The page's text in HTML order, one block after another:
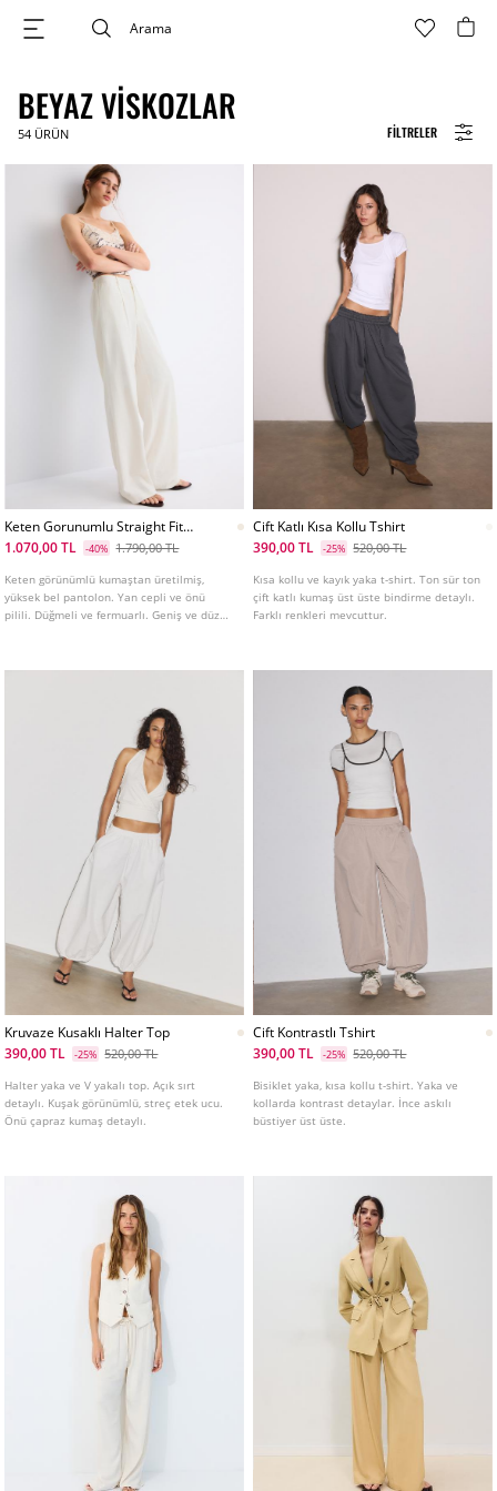
FILTRELER
BEYAZ VISKOZLAR
54 ÜRÜN
Keten Gorunumlu Straight Fit
Pantolon
1.070,00 TL -40% 1.790,00 TL
Keten görünümlü kumaştan üretilmiş,
yüksek bel pantolon. Yan cepli ve önü
pilili. Düğmeli ve fermuarlı. Geniş ve düz
Cift Katlı Kısa Kollu Tshirt
390,00 TL
-25% 520,00 TL
Kısa kollu ve kayık yaka t-shirt. Ton sür ton
çift katlı kumaş üst üste bindirme detaylı.
Farklı renkleri mevcuttur.
Kruvaze Kusaklı Halter Top
390,00 TL
-25% 520,00 TL
Halter yaka ve V yakalı top. Açık sırt
detaylı. Kuşak görünümlü, streç etek ucu.
Önü çapraz kumaş detaylı.
Cift Kontrastlı Tshirt
390,00 TL
-25% 520,00 TL
Bisiklet yaka, kısa kollu t-shirt. Yaka ve
kollarda kontrast detaylar. İnce askılı
büstiyer üst üste.